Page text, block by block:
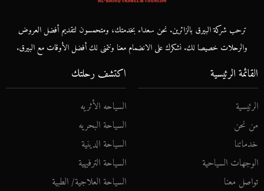
ترحب شركة البيرق بالزائرين. نحن سعداء بخدمتك، ومتحمسون لتقديم أفضل العروض
والرحلات خصيصا لك. نشكرك على الانضمام معنا ونتمنى لك أفضل الأوقات مع البيرق.
القائمة الرئيسية
الرئيسية
من نحن
خدماتنا
الوجهات السياحية
تواصل معنا
اكتشف رحلتك
السياحه الأثريه
السياحة البحريه
السياحة الدينية
السياحة الترفيهية
السياحة العلاجية/ الطبية